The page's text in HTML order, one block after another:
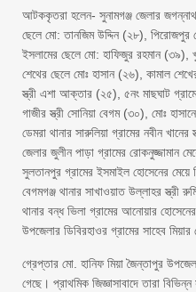
আটককৃতরা হলেন- সুনামগঞ্জ জেলার
ছেলে মো: তানজিম উদ্দিন (২৮), পিরোজপুর
ইসলামের ছেলে মো: হাফিজুর রহমান (৩৯),
শেথের ছেলে মোঃ হাসান (২৬), কামাল
স্ত্রী এশা আক্তার (২৫), ৫নং মাছঘাট
গাজীর স্ত্রী সোনিয়া বেগম (৩০), মোঃ
ডেমরা থানার সারুলিয়া গ্রামের নবীন
জেলার জুলীন পাড়া গ্রামের রোকনুজ্জামান
সুলতানপুর গ্রামের ইসমাইল হোসেনের মেয়ে
বেগমগঞ্জ থানার সাখাওয়াত উল্লাহর স্ত্রী
থানার বন্ধ ভিলা গ্রামের আনোয়ার
উপজেলার ডিবিরহাওর গ্রামের সাহেব
গ্রেপ্তার মো. হানিফ মিয়া জৈন্তাপুর
গেছে। প্রাথমিক জিজ্ঞাসাবাদে তারা